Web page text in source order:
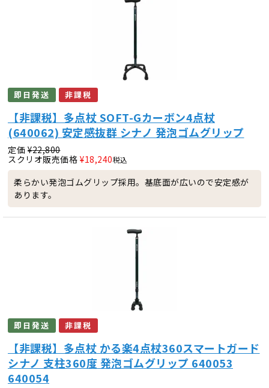
即日発送 非課税
【非課税】多点杖 SOFT-Gカーボン4点杖
(640062) 安定感抜群 シナノ 発泡ゴムグリップ
定価 ¥22,800
スクリオ販売価格 ¥18,240税込
柔らかい発泡ゴムグリップ採用。基底面が広いので安定感が
あります。
即日発送 非課税
【非課税】多点杖 かる楽4点杖360スマートガード
シナノ 支柱360度 発泡ゴムグリップ 640053
640054